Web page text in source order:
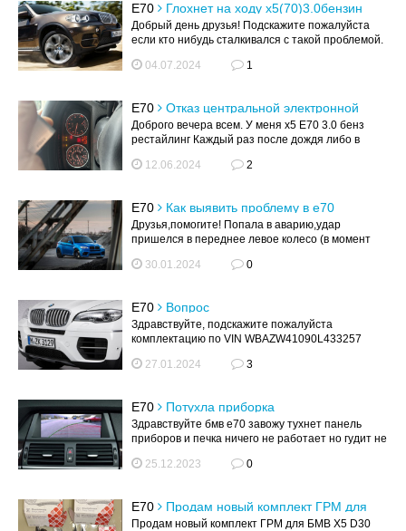
E70
Глохнет на ходу х5(70)3.0бензин
2007
Добрый день друзья! Подскажите пожалуйста
если кто нибудь сталкивался с такой проблемой.
04.07.2024
1
E70
Отказ центральной электронной
системы после дождя. BMW X5 E70
Рестайлинг
Доброго вечера всем. У меня х5 Е70 3.0 бенз
рестайлинг Каждый раз после дождя либо в
12.06.2024
2
E70 Как выявить проблему в е70
Друзья,помогите! Попала в аварию,удар
пришелся в переднее левое колесо (в момент
30.01.2024
0
E70 Вопрос
Здравствуйте, подскажите пожалуйста
комплектацию по VIN WBAZW41090L433257
27.01.2024
3
E70 Потухла приборка
Здравствуйте бмв е70 завожу тухнет панель
приборов и печка ничего не работает но гудит не
25.12.2023
0
E70
Продам новый комплект ГРМ для
BMW X5 D30 (E70 рестайлинг)
Продам новый комплект ГРМ для БМВ Х5 D30